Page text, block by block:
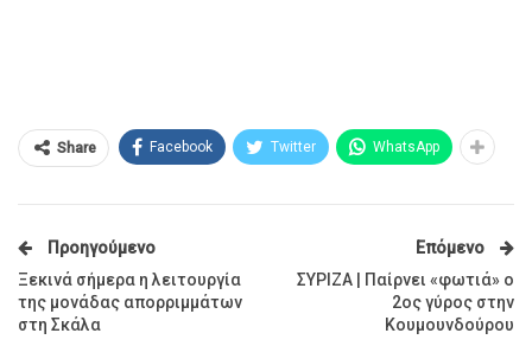
Share Facebook Twitter WhatsApp
Προηγούμενο
Ξεκινά σήμερα η λειτουργία
της μονάδας απορριμμάτων
στη Σκάλα
Επόμενο
ΣΥΡΙΖΑ | Παίρνει «φωτιά» ο
2ος γύρος στην
Κουμουνδούρου